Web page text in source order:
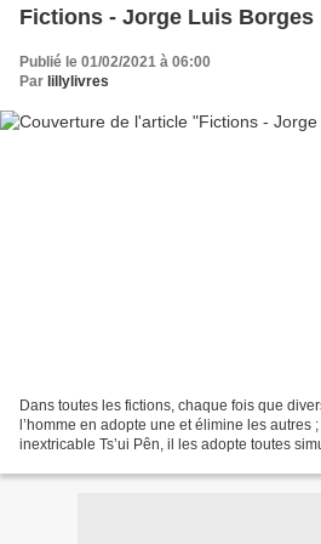
Fictions - Jorge Luis Borges
Publié le 01/02/2021 à 06:00
Par lillylivres
Dans toutes les fictions, chaque fois que
l’homme en adopte une et élimine les autres
inextricable Ts’ui Pên, il les adopte toutes